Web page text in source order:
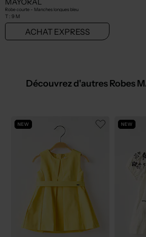
Robe courte - Manches longues bleu
T : 9 M
ACHAT EXPRESS
Découvrez d'autres Robes
NEW NEW